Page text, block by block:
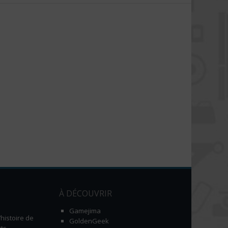
de
À DÉCOUVRIR
Gamejima
GoldenGeek